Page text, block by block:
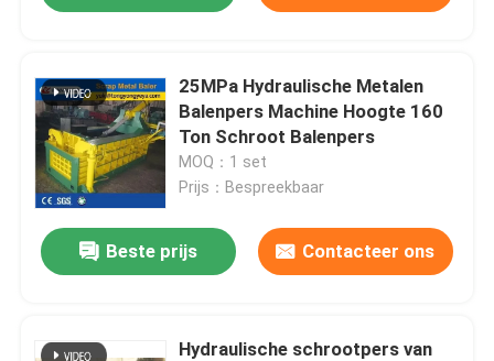
25MPa Hydraulische Metalen
Balenpers Machine Hoogte 160
Ton Schroot Balenpers
MOQ：1 set
Prijs：Bespreekbaar
Beste prijs Contacteer ons
Hydraulische schrootpers van